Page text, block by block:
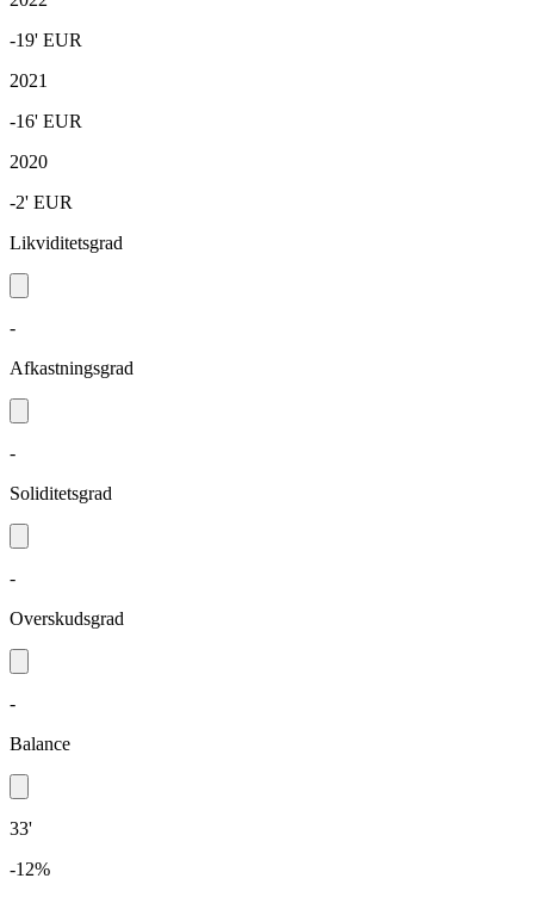
-19' EUR
2021
-16' EUR
2020
-2' EUR
Likviditetsgrad
-
Afkastningsgrad
-
Soliditetsgrad
-
Overskudsgrad
-
Balance
33'
-12%